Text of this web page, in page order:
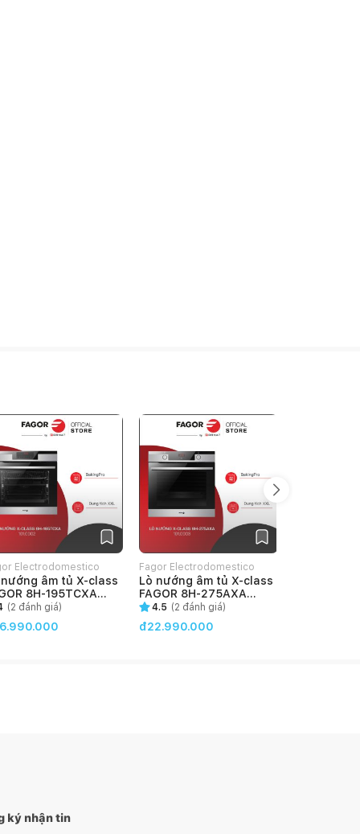
Electrodomestico
nướng âm tủ X-class
8H-195TCXA
(2 đánh giá)
Fagor Electrodomestico
VietNam
Lò nướng âm tủ X-class
FAGOR 8H-275AXA
(101.0003)
4.5 (2 đánh giá)
đ22.990.000
ký nhận tin